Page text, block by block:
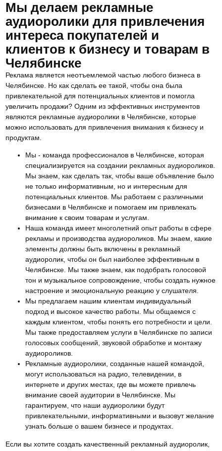
Мы делаем рекламные
аудиоролики для привлечения
интереса покупателей и
клиентов к бизнесу и товарам в
Челябинске
Реклама является неотъемлемой частью любого бизнеса в
Челябинске. Но как сделать ее такой, чтобы она была
привлекательной для потенциальных клиентов и помогла
увеличить продажи? Одним из эффективных инструментов
являются рекламные аудиоролики в Челябинске, которые
можно использовать для привлечения внимания к бизнесу и
продуктам.
Мы - команда профессионалов в Челябинске, которая
специализируется на создании рекламных аудиороликов.
Мы знаем, как сделать так, чтобы ваше объявление было
не только информативным, но и интересным для
потенциальных клиентов. Мы работаем с различными
бизнесами в Челябинске и помогаем им привлекать
внимание к своим товарам и услугам.
Наша команда имеет многолетний опыт работы в сфере
рекламы и производства аудиороликов. Мы знаем, какие
элементы должны быть включены в рекламный
аудиоролик, чтобы он был наиболее эффективным в
Челябинске. Мы также знаем, как подобрать голосовой
тон и музыкальное сопровождение, чтобы создать нужное
настроение и эмоциональную реакцию у слушателя.
Мы предлагаем нашим клиентам индивидуальный
подход и высокое качество работы. Мы общаемся с
каждым клиентом, чтобы понять его потребности и цели.
Мы также предоставляем услуги в Челябинске по записи
голосовых сообщений, звуковой обработке и монтажу
аудиороликов.
Рекламные аудиоролики, созданные нашей командой,
могут использоваться на радио, телевидении, в
интернете и других местах, где вы можете привлечь
внимание своей аудитории в Челябинске. Мы
гарантируем, что наши аудиоролики будут
привлекательными, информативными и вызовут желание
узнать больше о вашем бизнесе и продуктах.
Если вы хотите создать качественный рекламный аудиоролик,